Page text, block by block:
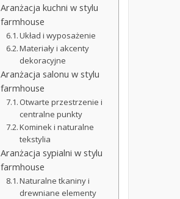
Aranżacja kuchni w stylu
farmhouse
Układ i wyposażenie
Materiały i akcenty
dekoracyjne
Aranżacja salonu w stylu
farmhouse
Otwarte przestrzenie i
centralne punkty
Kominek i naturalne
tekstylia
Aranżacja sypialni w stylu
farmhouse
Naturalne tkaniny i
drewniane elementy